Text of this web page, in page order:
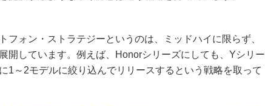
ォン・ストラテジーというのは、ミッドハイに限らず、
開しています。例えば、Honorシリーズにしても、Yシリー
1～2モデルに絞り込んでリリースするという戦略を取って